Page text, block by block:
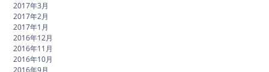
2017年3月
2017年2月
2017年1月
2016年12月
2016年11月
2016年10月
2016年9月